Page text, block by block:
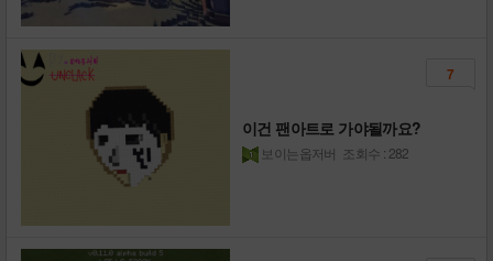
이건 팬아트로 가야될까요?
보이는옵저버 조회수 : 282
7